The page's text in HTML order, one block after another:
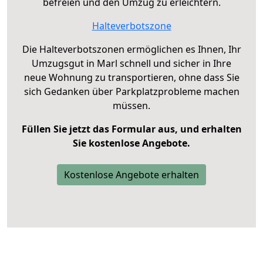
Halteverbotszone
Die Halteverbotszonen ermöglichen es Ihnen, Ihr
Umzugsgut in Marl schnell und sicher in Ihre
neue Wohnung zu transportieren, ohne dass Sie
sich Gedanken über Parkplatzprobleme machen
müssen.
Füllen Sie jetzt das Formular aus, und erhalten
Sie kostenlose Angebote.
Kostenlose Angebote erhalten